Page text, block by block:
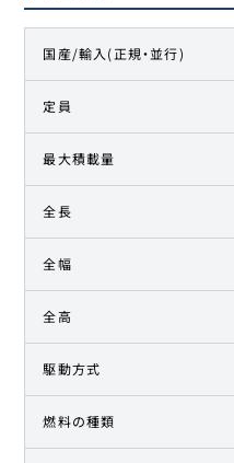
国産/輸入(正規・並行)
定員
最大積載量
全長
全幅
全高
駆動方式
燃料の種類